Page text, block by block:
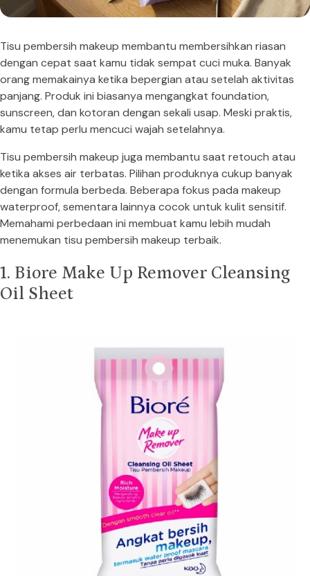
Tisu pembersih makeup membantu membersihkan riasan
dengan cepat saat kamu tidak sempat cuci muka. Banyak
orang memakainya ketika bepergian atau setelah aktivitas
panjang. Produk ini biasanya mengangkat foundation,
sunscreen, dan kotoran dengan sekali usap. Meski praktis,
kamu tetap perlu mencuci wajah setelahnya.
Tisu pembersih makeup juga membantu saat retouch atau
ketika akses air terbatas. Pilihan produknya cukup banyak
dengan formula berbeda. Beberapa fokus pada makeup
waterproof, sementara lainnya cocok untuk kulit sensitif.
Memahami perbedaan ini membuat kamu lebih mudah
menemukan tisu pembersih makeup terbaik.
1. Biore Make Up Remover Cleansing
Oil Sheet